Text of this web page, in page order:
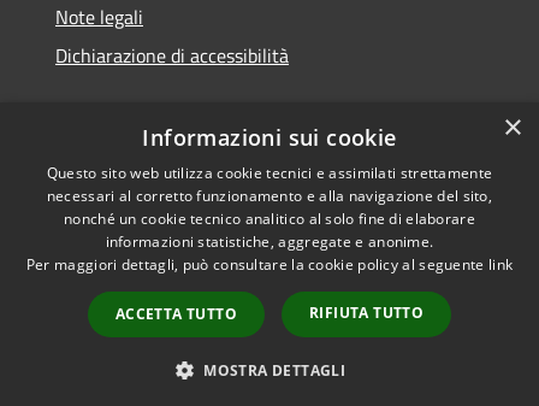
Note legali
Dichiarazione di accessibilità
RSS
Accessibilità
Copyright © 2026 • Comune di
byMunicipium
Accesso
redazione
×
Informazioni sui cookie
Questo sito web utilizza cookie tecnici e assimilati strettamente
necessari al corretto funzionamento e alla navigazione del sito,
nonché un cookie tecnico analitico al solo fine di elaborare
informazioni statistiche, aggregate e anonime.
Per maggiori dettagli, può consultare la cookie policy al seguente link
ACCETTA TUTTO RIFIUTA TUTTO
MOSTRA DETTAGLI